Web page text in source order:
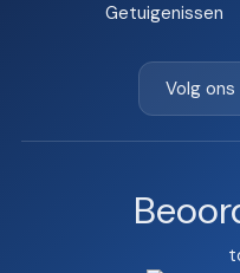
Getuigenissen
Volg ons